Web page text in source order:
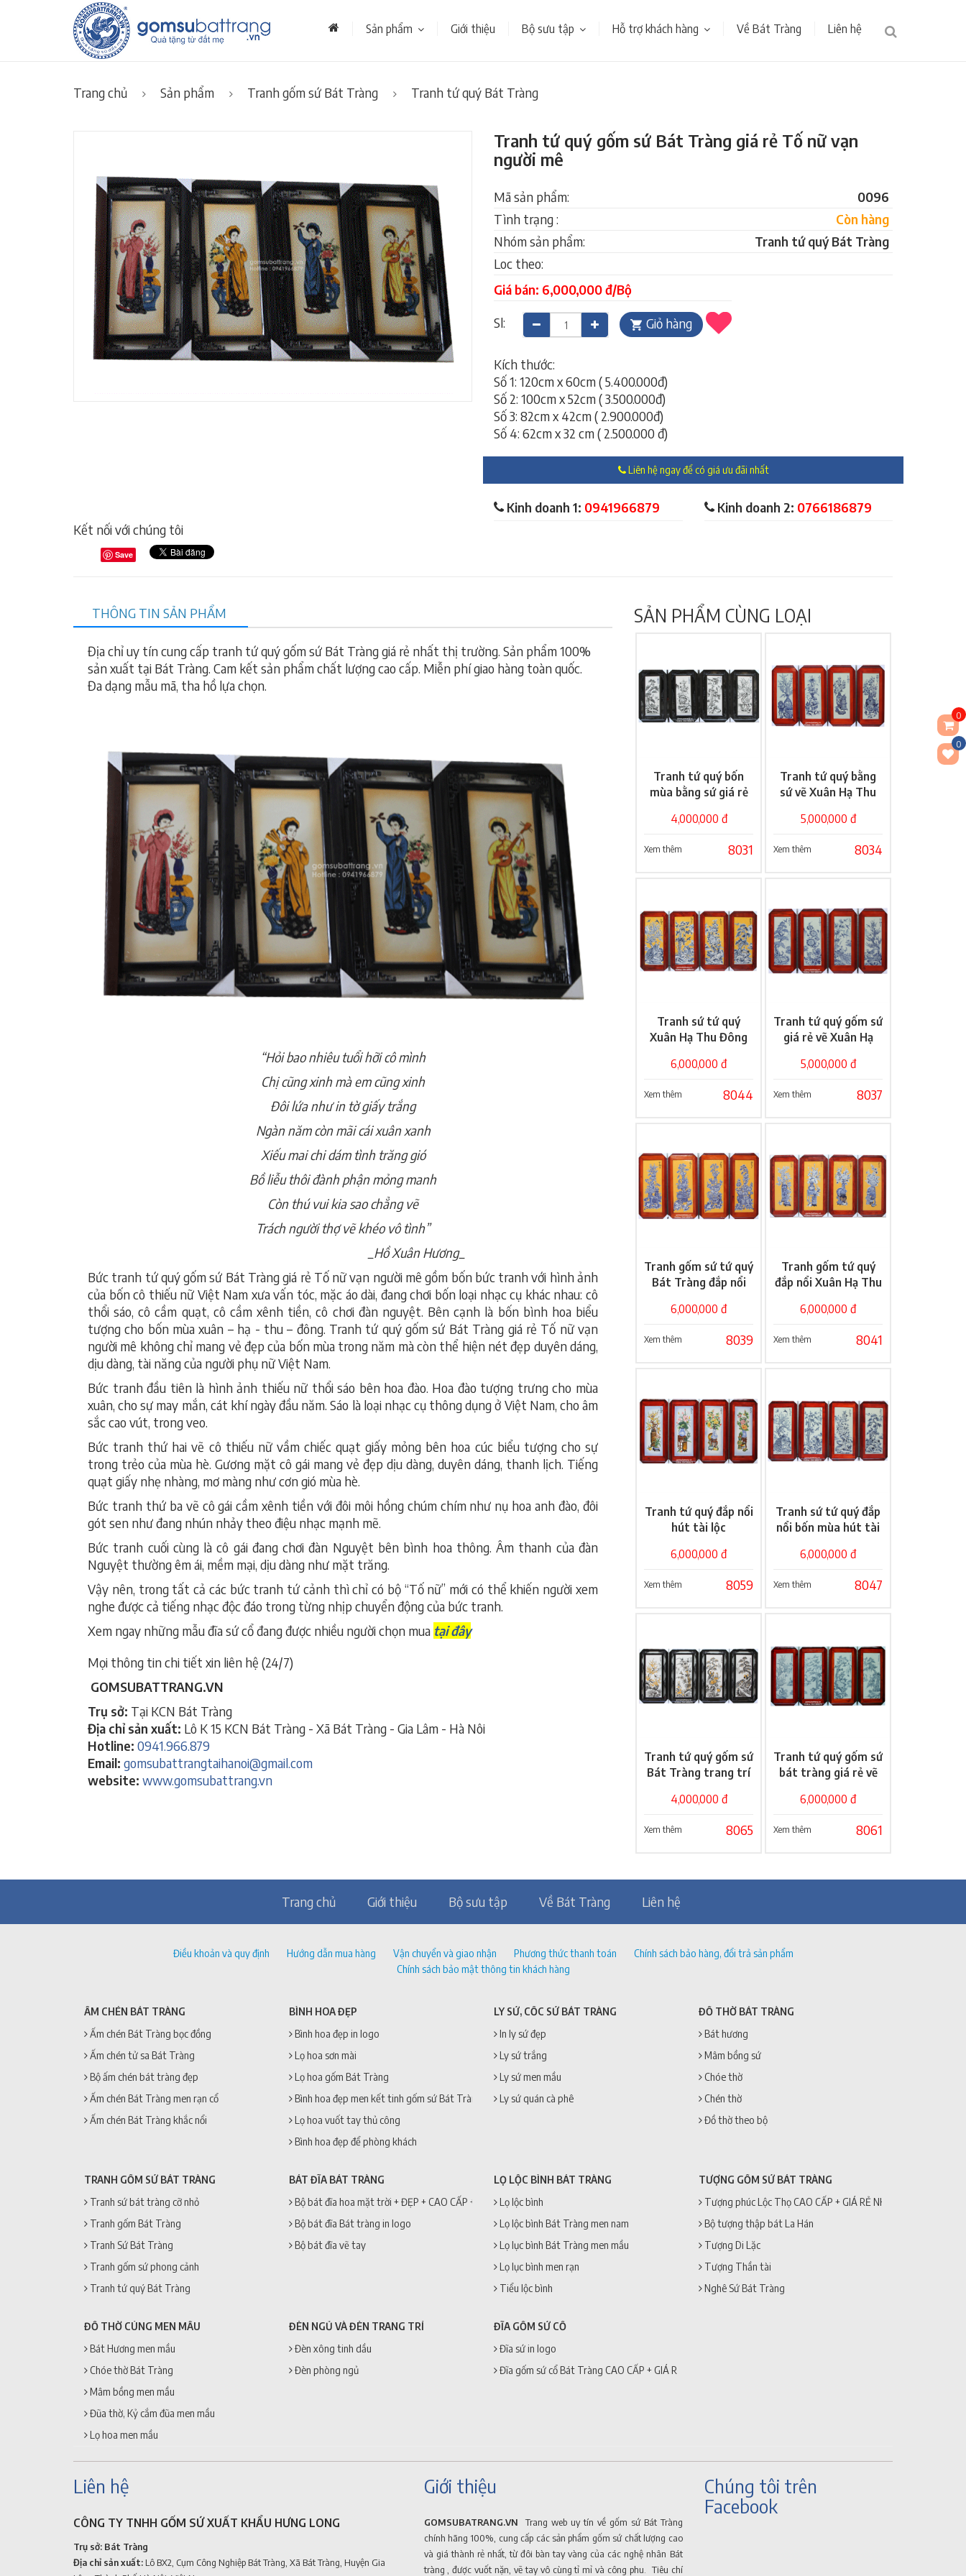
Sản phẩm Giới thiệu Bộ sưu tập Hỗ trợ khách hàng Về Bát Tràng Liên hệ
0
0
Trang chủ Sản phẩm Tranh gốm sứ Bát Tràng Tranh tứ quý Bát Tràng
Tranh tứ quý gốm sứ Bát Tràng giá rẻ Tố nữ vạn
người mê
Mã sản phẩm:
0096
Tình trạng :
Còn hàng
Nhóm sản phẩm:
Tranh tứ quý Bát Tràng
Loc theo:
Giá bán: 6,000,000 đ/Bộ
Sl:
Giỏ hàng
Kích thước:
Số 1: 120cm x 60cm ( 5.400.000đ)
Số 2: 100cm x 52cm ( 3.500.000đ)
Số 3: 82cm x 42cm ( 2.900.000đ)
Số 4: 62cm x 32 cm ( 2.500.000 đ)
Liên hệ ngay để có giá ưu đãi nhất
Kinh doanh 1: 0941966879 Kinh doanh 2: 0766186879
Kết nối với chúng tôi
Save
THÔNG TIN SẢN PHẨM
Địa chỉ uy tín cung cấp tranh tứ quý gốm sứ Bát Tràng giá rẻ nhất thị trường. Sản phẩm 100%
sản xuất tại Bát Tràng. Cam kết sản phẩm chất lượng cao cấp. Miễn phí giao hàng toàn quốc.
Đa dạng mẫu mã, tha hồ lựa chọn.
“Hỏi bao nhiêu tuổi hỡi cô mình
Chị cũng xinh mà em cũng xinh
Đôi lứa như in tờ giấy trắng
Ngàn năm còn mãi cái xuân xanh
Xiếu mai chi dám tình trăng gió
Bồ liễu thôi đành phận mỏng manh
Còn thú vui kia sao chẳng vẽ
Trách người thợ vẽ khéo vô tình”
_Hồ Xuân Hương_
Bức tranh tứ quý gốm sứ Bát Tràng giá rẻ Tố nữ vạn người mê gồm bốn bức tranh với hình ảnh
của bốn cô thiếu nữ Việt Nam xưa vấn tóc, mặc áo dài, đang chơi bốn loại nhạc cụ khác nhau: cô
thổi sáo, cô cầm quạt, cô cầm xênh tiền, cô chơi đàn nguyệt. Bên cạnh là bốn bình hoa biểu
tượng cho bốn mùa xuân – hạ - thu – đông. Tranh tứ quý gốm sứ Bát Tràng giá rẻ Tố nữ vạn
người mê không chỉ mang vẻ đẹp của bốn mùa trong năm mà còn thể hiện nét đẹp duyên dáng,
dịu dàng, tài năng của người phụ nữ Việt Nam.
Bức tranh đầu tiên là hình ảnh thiếu nữ thổi sáo bên hoa đào. Hoa đào tượng trưng cho mùa
xuân, cho sự may mắn, cát khí ngày đầu năm. Sáo là loại nhạc cụ thông dụng ở Việt Nam, cho âm
sắc cao vút, trong veo.
Bức tranh thứ hai vẽ cô thiếu nữ vầm chiếc quạt giấy mỏng bên hoa cúc biểu tượng cho sự
trong trẻo của mùa hè. Gương mặt cô gái mang vẻ đẹp dịu dàng, duyên dáng, thanh lịch. Tiếng
quạt giấy nhẹ nhàng, mơ màng như cơn gió mùa hè.
Bức tranh thứ ba vẽ cô gái cầm xênh tiền với đôi môi hồng chúm chím như nụ hoa anh đào, đôi
gót sen như đang nhún nhảy theo điệu nhạc mạnh mẽ.
Bức tranh cuối cùng là cô gái đang chơi đàn Nguyệt bên bình hoa thông. Âm thanh của đàn
Nguyệt thường êm ái, mềm mại, dịu dàng như mặt trăng.
Vậy nên, trong tất cả các bức tranh tứ cảnh thì chỉ có bộ “Tố nữ” mới có thể khiến người xem
nghe được cả tiếng nhạc độc đáo trong từng nhịp chuyển động của bức tranh.
Xem ngay những mẫu đĩa sứ cổ đang được nhiều người chọn mua tại đây
Mọi thông tin chi tiết xin liên hệ (24/7)
GOMSUBATTRANG.VN
Trụ sở: Tại KCN Bát Tràng
Địa chỉ sản xuất: Lô K 15 KCN Bát Tràng - Xã Bát Tràng - Gia Lâm - Hà Nôi
Hotline: 0941.966.879
Email: gomsubattrangtaihanoi@gmail.com
website: www.gomsubattrang.vn
SẢN PHẨM CÙNG LOẠI
Giỏ hàng
Tranh tứ quý bốn
mùa bằng sứ giá rẻ
4,000,000 đ
8031
Xem thêm
Giỏ hàng
Tranh tứ quý bằng
sứ vẽ Xuân Hạ Thu
5,000,000 đ
8034
Xem thêm
Giỏ hàng
Tranh sứ tứ quý
Xuân Hạ Thu Đông
6,000,000 đ
8044
Xem thêm
Giỏ hàng
Tranh tứ quý gốm sứ
giá rẻ vẽ Xuân Hạ
5,000,000 đ
8037
Xem thêm
Giỏ hàng
Tranh gốm sứ tứ quý
Bát Tràng đắp nổi
6,000,000 đ
8039
Xem thêm
Giỏ hàng
Tranh gốm tứ quý
đắp nổi Xuân Hạ Thu
6,000,000 đ
8041
Xem thêm
Giỏ hàng
Tranh tứ quý đắp nổi
hút tài lộc
6,000,000 đ
8059
Xem thêm
Giỏ hàng
Tranh sứ tứ quý đắp
nổi bốn mùa hút tài
6,000,000 đ
8047
Xem thêm
Giỏ hàng
Tranh tứ quý gốm sứ
Bát Tràng trang trí
4,000,000 đ
8065
Xem thêm
Giỏ hàng
Tranh tứ quý gốm sứ
bát tràng giá rẻ vẽ
6,000,000 đ
8061
Xem thêm
Trang chủ Giới thiệu Bộ sưu tập Về Bát Tràng Liên hệ
Điều khoản và quy định Hướng dẫn mua hàng Vận chuyển và giao nhận Phương thức thanh toán
Chính sách bảo hàng, đổi trả sản phẩm
Chính sách bảo mật thông tin khách hàng
ẤM CHÉN BÁT TRÀNG
Ấm chén Bát Tràng bọc đồng
Ấm chén tử sa Bát Tràng
Bộ ấm chén bát tràng đẹp
Ấm chén Bát Tràng men rạn cổ
Ấm chén Bát Tràng khắc nổi
BÌNH HOA ĐẸP
Bình hoa đẹp in logo
Lọ hoa sơn mài
Lọ hoa gốm Bát Tràng
Bình hoa đẹp men kết tinh gốm sứ Bát Tràng
Lọ hoa vuốt tay thủ công
Bình hoa đẹp để phòng khách
LY SỨ, CỐC SỨ BÁT TRÀNG
In ly sứ đẹp
Ly sứ trắng
Ly sứ men mầu
Ly sứ quán cà phê
ĐỒ THỜ BÁT TRÀNG
Bát hương
Mâm bồng sứ
Chóe thờ
Chén thờ
Đồ thờ theo bộ
TRANH GỐM SỨ BÁT TRÀNG
Tranh sứ bát tràng cỡ nhỏ
Tranh gốm Bát Tràng
Tranh Sứ Bát Tràng
Tranh gốm sứ phong cảnh
Tranh tứ quý Bát Tràng
BÁT ĐĨA BÁT TRÀNG
Bộ bát đĩa hoa mặt trời + ĐẸP + CAO CẤP + GIÁ RẺ
Bộ bát đĩa Bát tràng in logo
Bộ bát đĩa vẽ tay
LỌ LỘC BÌNH BÁT TRÀNG
Lọ lộc bình
Lọ lộc bình Bát Tràng men nam
Lọ lục bình Bát Tràng men mầu
Lọ lục bình men rạn
Tiểu lộc bình
TƯỢNG GỐM SỨ BÁT TRÀNG
Tượng phúc Lộc Thọ CAO CẤP + GIÁ RẺ NHẤT
Bộ tượng thập bát La Hán
Tượng Di Lặc
Tượng Thần tài
Nghê Sứ Bát Tràng
ĐỒ THỜ CÚNG MEN MẦU
Bát Hương men mầu
Chóe thờ Bát Tràng
Mâm bồng men mầu
Đũa thờ, Kỷ cắm đũa men mầu
Lọ hoa men mầu
ĐÈN NGỦ VÀ ĐÈN TRANG TRÍ
Đèn xông tinh dầu
Đèn phòng ngủ
ĐĨA GỐM SỨ CỔ
Đĩa sứ in logo
Đĩa gốm sứ cổ Bát Tràng CAO CẤP + GIÁ RẺ
Liên hệ
CÔNG TY TNHH GỐM SỨ XUẤT KHẨU HƯNG LONG
Trụ sở: Bát Tràng
Địa chỉ sản xuất: Lô BX2, Cụm Công Nghiệp Bát Tràng, Xã Bát Tràng, Huyện Gia
Giới thiệu
GOMSUBATRANG.VN Trang web uy tín về gốm sứ Bát Tràng
chính hãng 100%, cung cấp các sản phẩm gốm sứ chất lượng cao
và giá thành rẻ nhất, từ đôi bàn tay vàng của các nghệ nhân Bát
tràng , được vuốt nặn, vẽ tay vô cùng tỉ mỉ và công phu. Tiêu chí
Chúng tôi trên
Facebook